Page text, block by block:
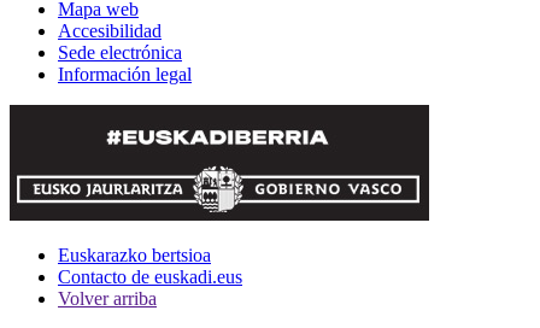
Mapa web
Accesibilidad
Sede electrónica
Información legal
Euskarazko bertsioa
Contacto de euskadi.eus
Volver arriba